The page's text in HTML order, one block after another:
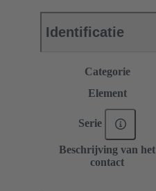
Identificatie
Categorie
Element
Serie
Beschrijving van het
contact